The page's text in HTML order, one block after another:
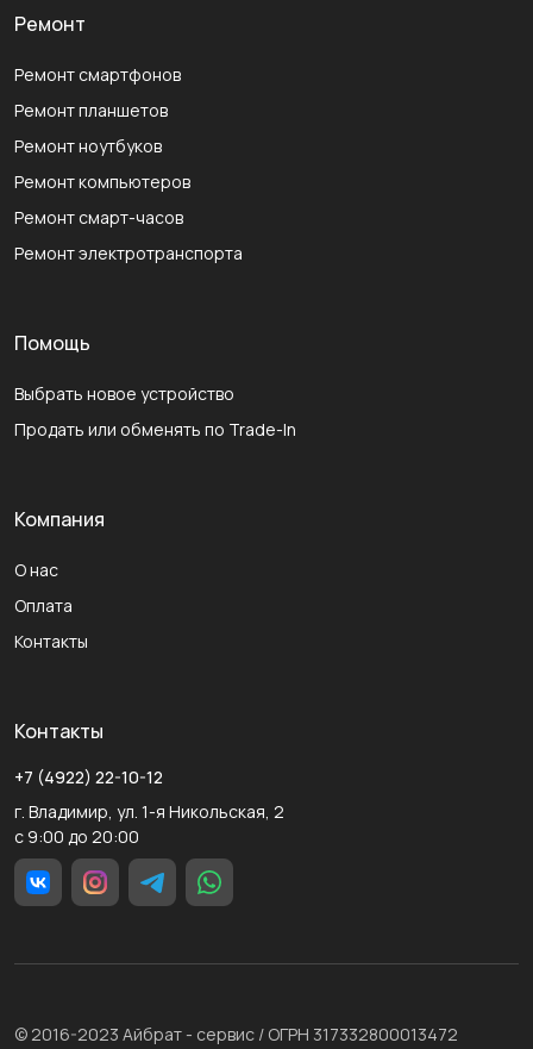
Ремонт
Ремонт смартфонов
Ремонт планшетов
Ремонт ноутбуков
Ремонт компьютеров
Ремонт смарт-часов
Ремонт электротранспорта
Помощь
Выбрать новое устройство
Продать или обменять по Trade-In
Компания
О нас
Оплата
Контакты
Контакты
+7 (4922) 22-10-12
г. Владимир, ул. 1-я Никольская, 2
с 9:00 до 20:00
© 2016-2023 Айбрат - сервис / ОГРН 317332800013472